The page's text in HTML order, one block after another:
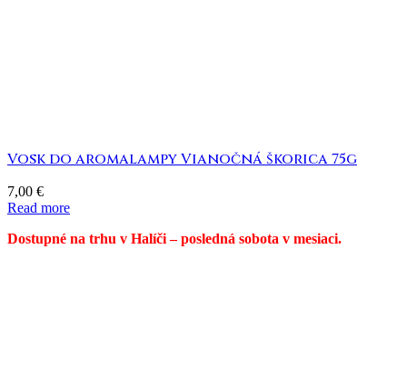
Vosk do aromalampy Vianočná škorica 75g
7,00 €
Read more
Dostupné na trhu v Halíči – posledná sobota v mesiaci.